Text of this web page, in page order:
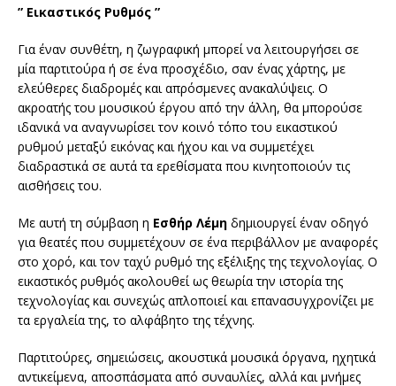
” Eικαστικος Ρυθμος ”
Για έναν συνθέτη, η ζωγραφική μπορεί να λειτουργήσει σε
μία παρτιτούρα ή σε ένα προσχέδιο, σαν ένας χάρτης, με
ελεύθερες διαδρομές και απρόσμενες ανακαλύψεις. Ο
ακροατής του μουσικού έργου από την άλλη, θα μπορούσε
ιδανικά να αναγνωρίσει τον κοινό τόπο του εικαστικού
ρυθμού μεταξύ εικόνας και ήχου και να συμμετέχει
διαδραστικά σε αυτά τα ερεθίσματα που κινητοποιούν τις
αισθήσεις του.
Με αυτή τη σύμβαση η Εσθήρ Λέμη δημιουργεί έναν οδηγό
για θεατές που συμμετέχουν σε ένα περιβάλλον με αναφορές
στο χορό, και τον ταχύ ρυθμό της εξέλιξης της τεχνολογίας. Ο
εικαστικός ρυθμός ακολουθεί ως θεωρία την ιστορία της
τεχνολογίας και συνεχώς απλοποιεί και επανασυγχρονίζει με
τα εργαλεία της, το αλφάβητο της τέχνης.
Παρτιτούρες, σημειώσεις, ακουστικά μουσικά όργανα, ηχητικά
αντικείμενα, αποσπάσματα από συναυλίες, αλλά και μνήμες